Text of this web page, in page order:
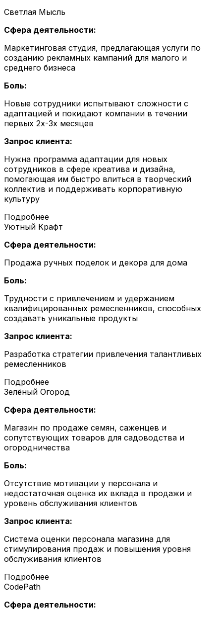
Светлая Мысль
Сфера деятельности:
Маркетинговая студия, предлагающая услуги по
созданию рекламных кампаний для малого и
среднего бизнеса
Боль:
Новые сотрудники испытывают сложности с
адаптацией и покидают компании в течении
первых 2х-3х месяцев
Запрос клиента:
Нужна программа адаптации для новых
сотрудников в сфере креатива и дизайна,
помогающая им быстро влиться в творческий
коллектив и поддерживать корпоративную
культуру
Подробнее
Уютный Крафт
Сфера деятельности:
Продажа ручных поделок и декора для дома
Боль:
Трудности с привлечением и удержанием
квалифицированных ремесленников, способных
создавать уникальные продукты
Запрос клиента:
Разработка стратегии привлечения талантливых
ремесленников
Подробнее
Зелёный Огород
Сфера деятельности:
Магазин по продаже семян, саженцев и
сопутствующих товаров для садоводства и
огородничества
Боль:
Отсутствие мотивации у персонала и
недостаточная оценка их вклада в продажи и
уровень обслуживания клиентов
Запрос клиента:
Система оценки персонала магазина для
стимулирования продаж и повышения уровня
обслуживания клиентов
Подробнее
CodePath
Сфера деятельности: